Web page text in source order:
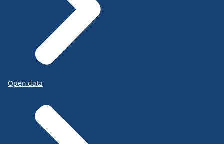
Open data